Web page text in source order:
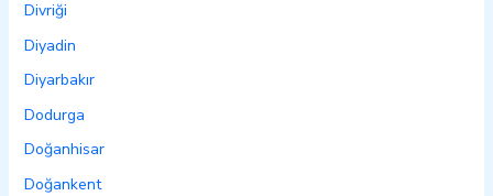
Divriği
Diyadin
Diyarbakır
Dodurga
Doğanhisar
Doğankent